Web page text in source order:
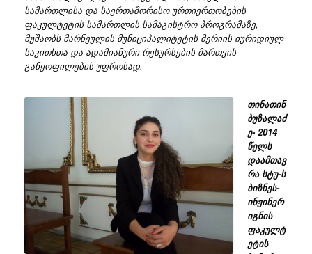
სამართლისა და საერთაშორისო ურთიერთობების
ფაკულტეტის სამართლის სამაგისტრო პროგრამაზე,
მუშაობს მარნეულის მუნიციპალიტეტის მერიის იურიდიულ
საკითხთა და ადამიანური რესურსების მართვის
განყოფილების უფროსად.
თინათინ
ბუზალაძ
ე- 2014
წელს
დაამთავ
რა სტუ-ს
ბიზნეს-
ინჟინერ
იგნის
ფაკულტ
ეტის